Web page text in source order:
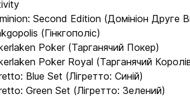
Second Edition (Домініон Друге
(Гінкгополіс)
Poker (Тарганячий Покер)
Poker Royal (Тарганячий
Blue Set (Лігретто: Синій)
Green Set (Лігретто: Зелений)
Повернення та обмін
Політика
Ваш кошик зараз